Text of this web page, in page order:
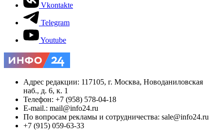
Vkontakte
Telegram
Youtube
Адрес редакции: 117105, г. Москва, Новоданиловская
наб., д. 6, к. 1
Телефон: +7 (958) 578-04-18
E-mail.: mail@info24.ru
По вопросам рекламы и сотрудничества: sale@info24.ru
+7 (915) 059-63-33